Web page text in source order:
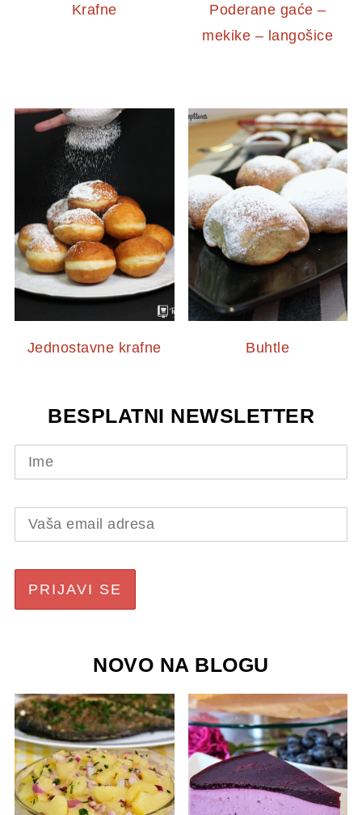
Krafne
Poderane gaće –
mekike – langošice
Jednostavne krafne Buhtle
BESPLATNI NEWSLETTER
NOVO NA BLOGU